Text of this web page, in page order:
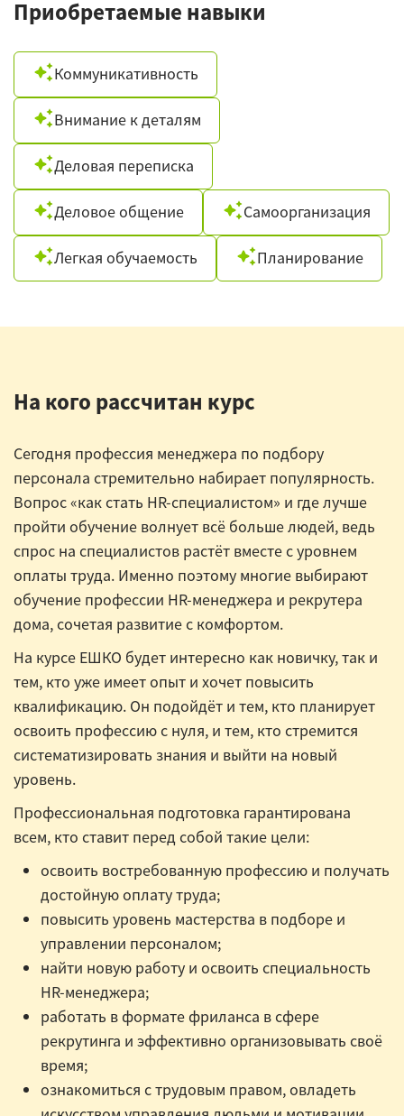
Приобретаемые навыки
Коммуникативность
Внимание к деталям
Деловая переписка
Деловое общение Самоорганизация
Легкая обучаемость Планирование
На кого рассчитан курс
Сегодня профессия менеджера по подбору
персонала стремительно набирает популярность.
Вопрос «как стать HR-специалистом» и где лучше
пройти обучение волнует всё больше людей, ведь
спрос на специалистов растёт вместе с уровнем
оплаты труда. Именно поэтому многие выбирают
обучение профессии HR-менеджера и рекрутера
дома, сочетая развитие с комфортом.
На курсе ЕШКО будет интересно как новичку, так и
тем, кто уже имеет опыт и хочет повысить
квалификацию. Он подойдёт и тем, кто планирует
освоить профессию с нуля, и тем, кто стремится
систематизировать знания и выйти на новый
уровень.
Профессиональная подготовка гарантирована
всем, кто ставит перед собой такие цели:
освоить востребованную профессию и получать
достойную оплату труда;
повысить уровень мастерства в подборе и
управлении персоналом;
найти новую работу и освоить специальность
HR-менеджера;
работать в формате фриланса в сфере
рекрутинга и эффективно организовывать своё
время;
ознакомиться с трудовым правом, овладеть